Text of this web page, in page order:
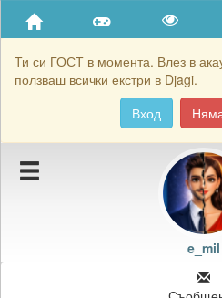
Ти си ГОСТ в момента. Влез в
ползваш всички екстри в Djagi.
Вход
Приятели
Хронология на игри
Подаръците на e_mil
e_mil